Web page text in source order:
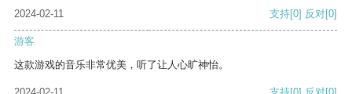
2024-02-11 支持[0] 反对[0]
游客
这款游戏的音乐非常优美，听了让人心旷神怡。